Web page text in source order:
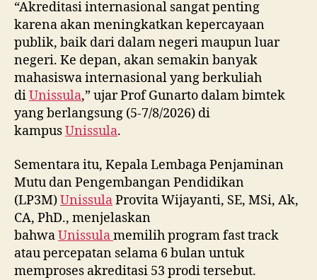
“Akreditasi internasional sangat penting
karena akan meningkatkan kepercayaan
publik, baik dari dalam negeri maupun luar
negeri. Ke depan, akan semakin banyak
mahasiswa internasional yang berkuliah
diUnissula,” ujar Prof Gunarto dalam bimtek
yang berlangsung (5-7/8/2026) di
kampusUnissula.
Sementara itu, Kepala Lembaga Penjaminan
Mutu dan Pengembangan Pendidikan
(LP3M)UnissulaProvita Wijayanti, SE, MSi, Ak,
CA, PhD., menjelaskan
bahwaUnissulamemilih program fast track
atau percepatan selama 6 bulan untuk
memproses akreditasi 53 prodi tersebut.